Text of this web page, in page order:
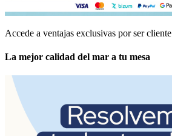
Accede a ventajas exclusivas por ser cliente
La mejor calidad del mar a tu mesa